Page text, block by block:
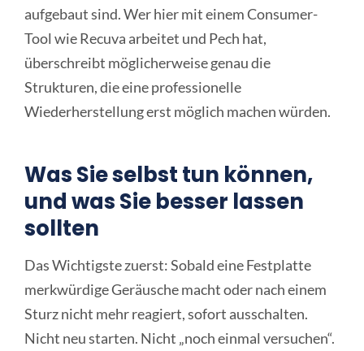
aufgebaut sind. Wer hier mit einem Consumer-
Tool wie Recuva arbeitet und Pech hat,
überschreibt möglicherweise genau die
Strukturen, die eine professionelle
Wiederherstellung erst möglich machen würden.
Was Sie selbst tun können,
und was Sie besser lassen
sollten
Das Wichtigste zuerst: Sobald eine Festplatte
merkwürdige Geräusche macht oder nach einem
Sturz nicht mehr reagiert, sofort ausschalten.
Nicht neu starten. Nicht „noch einmal versuchen“.